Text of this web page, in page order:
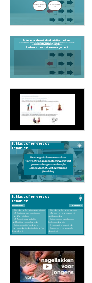
Individualisti
sch
Collectivistis
ch
Is Nederland een individualistisch of een collectivistisch land?
Bedenk voor beide een argument
Is Nederland een individualistisch of een
collectivistisch land?
Bedenk voor beide een argument.
3. Masculien versus
feminien
De vraag of binnen een cultuur
verwacht en geaccepteerd wordt dat
genderrollen gescheiden zijn
(masculien) of juist overlappen
(feminien).
3. Masculien versus
feminien
Masuclien
- Genderrollen zijn gescheiden
- M: Buitenshuis presteren
V: Zorgtaken
- M: Ambitieus, zakelijk.
V: Relaties onderhouden
- Beide: assertief gedrag en
zorgen dat je de sterkste of de
beste bent
Feminien
- Genderrollen overlappen
- Mannen en vrouwen zijn
gelijkwaardig
- Beide: samenwerken en
hulpvaardigheid
- Doen wat je leuk vindt
- Ruimte voor seksuele
diversiteit